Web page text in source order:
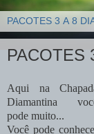
PACOTES
Aqui na
Diamantina
pode muito...
Você pode